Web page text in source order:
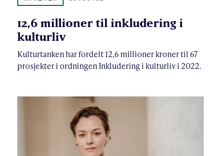
12,6 millioner til inkludering i
kulturliv
Kulturtanken har fordelt 12,6 millioner kroner til 67
prosjekter i ordningen Inkludering i kulturliv i 2022.